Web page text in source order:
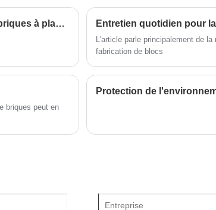
ses fonctions,
comparaison
et une
construction.
Problèmes courants concernant la préparation de la machine à briques à plaques libres Entretien quotidien pour
L'article parle principalement de
fabrication de blocs
briques peut en